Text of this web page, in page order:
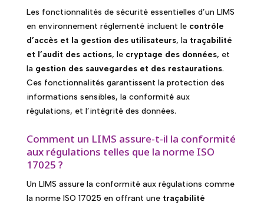
Les fonctionnalités de sécurité essentielles d’un LIMS
en environnement réglementé incluent le contrôle
d’accès et la gestion des utilisateurs, la traçabilité
et l’audit des actions, le cryptage des données, et
la gestion des sauvegardes et des restaurations.
Ces fonctionnalités garantissent la protection des
informations sensibles, la conformité aux
régulations, et l’intégrité des données.
Comment un LIMS assure-t-il la conformité
aux régulations telles que la norme ISO
17025 ?
Un LIMS assure la conformité aux régulations comme
la norme ISO 17025 en offrant une traçabilité